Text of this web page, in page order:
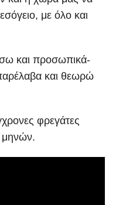
με όλο και
και προσωπικά-
και θεωρώ
φρεγάτες
μηνών.